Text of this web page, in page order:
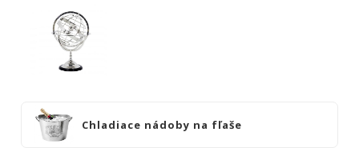
ZĽAVE
SEDACÍ
NÁBYTOK
Chladiace nádoby na fľaše